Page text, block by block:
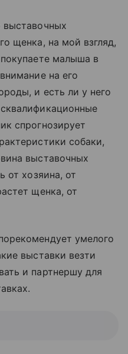
выставочных
щенка, на мой взгляд,
малыша в
на его
и есть ли у него
спрогнозирует
собаки,
выставочных
от хозяина, от
щенка, от
умелого
выставки везти
и партнершу для